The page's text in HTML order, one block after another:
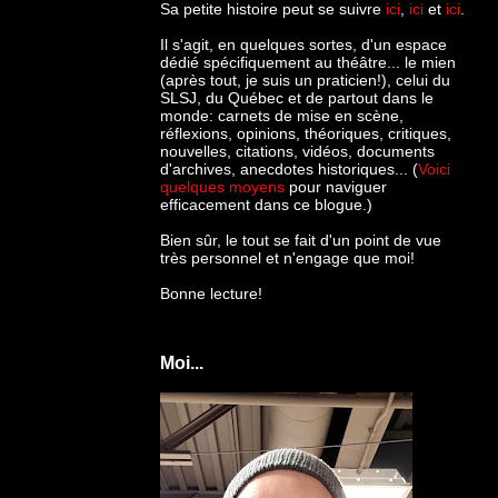
Sa petite histoire peut se suivre ici ici et ici
Il s'agit, en quelques sortes, d'un espace
dédié spécifiquement au théâtre... le mien
(après tout, je suis un praticien!), celui du
SLSJ, du Québec et de partout dans le
monde: carnets de mise en scène,
réflexions, opinions, théoriques, critiques,
nouvelles, citations, vidéos, documents
d'archives, anecdotes historiques... (Voici
quelques moyens pour naviguer
efficacement dans ce blogue.)
Bien sûr, le tout se fait d'un point de vue
très personnel et n'engage que moi!
Bonne lecture!
Moi...